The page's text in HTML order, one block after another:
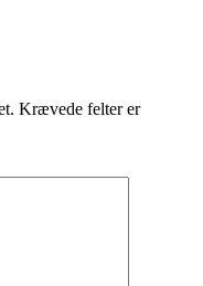
Krævede felter er